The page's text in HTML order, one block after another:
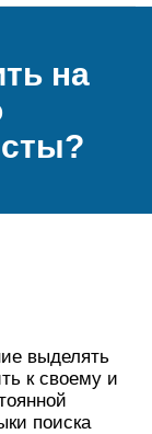
на
выделять
к своему и
поиска